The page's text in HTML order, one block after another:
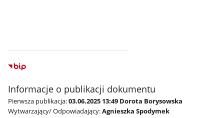
Informacje o publikacji dokumentu
Pierwsza publikacja:03.06.2025 13:49 Dorota Borysowska
Wytwarzający/ Odpowiadający:Agnieszka Spodymek